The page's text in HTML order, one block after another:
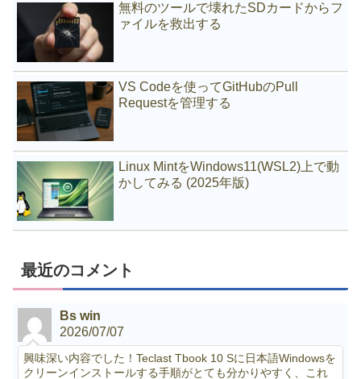
無料のツールで壊れたSDカードからフ
ァイルを救出する
VS Codeを使ってGitHubのPull
Requestを管理する
Linux MintをWindows11(WSL2)上で動
かしてみる (2025年版)
最近のコメント
Bs win
2026/07/07
興味深い内容でした！Teclast Tbook 10 Sに日本語Windowsを
クリーンインストールする手順がとても分かりやすく、これ